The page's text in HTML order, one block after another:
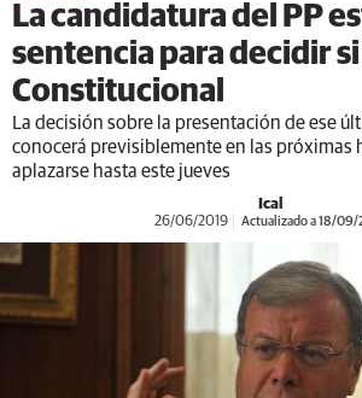
La candidatura del PP
sentencia para decidir si
Constitucional
La decisión sobre la presentación de ese
conocerá previsiblemente en las próximas
aplazarse hasta este jueves
Ical
26/06/2019 Actualizado a 18/09/